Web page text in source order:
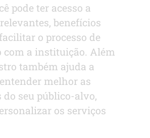
pode ter acesso a
benefícios
o processo de
com a instituição. Além
também ajuda a
melhor as
do seu público-alvo,
os serviços